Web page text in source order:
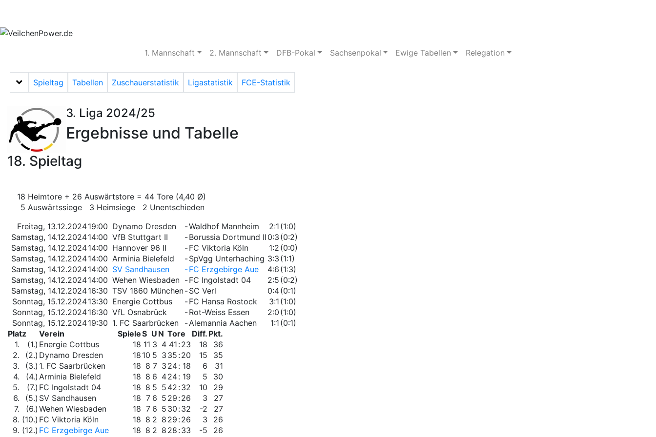
1. Mannschaft 2. Mannschaft DFB-Pokal Sachsenpokal Ewige Tabellen Relegation
Menü auf-/zuklappen
Spieltag Tabellen Zuschauerstatistik Ligastatistik FCE-Statistik
3. Liga 2024/25
Ergebnisse und Tabelle
18. Spieltag
18 Heimtore + 26 Auswärtstore = 44 Tore (4,40 Ø)
5 Auswärtssiege 3 Heimsiege 2 Unentschieden
Freitag, 13.12.202419:00 Dynamo Dresden -Waldhof Mannheim 2:1 (1:0)
Samstag, 14.12.202414:00 VfB Stuttgart II -Borussia Dortmund II 0:3 (0:2)
Samstag, 14.12.202414:00 Hannover 96 II -FC Viktoria Köln 1:2 (0:0)
Samstag, 14.12.202414:00 Arminia Bielefeld -SpVgg Unterhaching 3:3 (1:1)
Samstag, 14.12.202414:00 SV Sandhausen -FC Erzgebirge Aue 4:6 (1:3)
Samstag, 14.12.202414:00 Wehen Wiesbaden -FC Ingolstadt 04 2:5 (0:2)
Samstag, 14.12.202416:30 TSV 1860 München-SC Verl 0:4(0:1)
Sonntag, 15.12.202413:30 Energie Cottbus -FC Hansa Rostock 3:1 (1:0)
Sonntag, 15.12.202416:30 VfL Osnabrück -Rot-Weiss Essen 2:0 (1:0)
Sonntag, 15.12.202419:30 1. FC Saarbrücken -Alemannia Aachen 1:1 (0:1)
Platz
Verein SpieleS U N Tore Diff. Pkt.
1.
(1.) Energie Cottbus 18 11 3 4 41 :23 18
36
2.
(2.) Dynamo Dresden 18 10 5 3 35 :20 15
35
3.
(3.) 1. FC Saarbrücken 18 8 7 3 24: 18 6
31
4.
(4.) Arminia Bielefeld 18 8 6 424: 19 5
30
5.
(7.) FC Ingolstadt 04 18 8 5 5 42 :32 10
29
6.
(5.) SV Sandhausen 18 7 6 5 29 :26 3
27
7.
(6.) Wehen Wiesbaden 18 7 6 5 30 :32 -2
27
8. (10.) FC Viktoria Köln 18 8 2 8 29 :26 3
26
9. (12.) FC Erzgebirge Aue 18 8 2 8 28 :33 -5
26